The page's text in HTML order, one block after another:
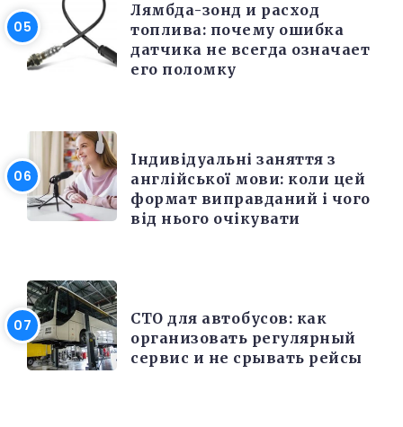
Лямбда-зонд и расход
топлива: почему ошибка
датчика не всегда означает
его поломку
Індивідуальні заняття з
англійської мови: коли цей
формат виправданий і чого
від нього очікувати
СТО для автобусов: как
организовать регулярный
сервис и не срывать рейсы